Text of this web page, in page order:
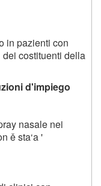
in pazienti con
costituenti della
d'impiego
nasale nei
ě sta‘a '